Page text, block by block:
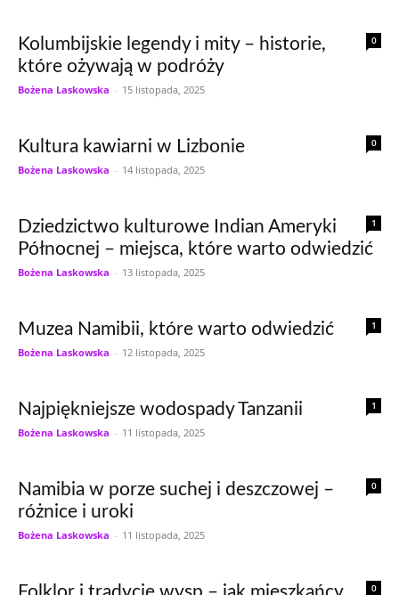
0
Kolumbijskie legendy i mity – historie,
które ożywają w podróży
Bożena Laskowska - 15 listopada, 2025
0
Kultura kawiarni w Lizbonie
Bożena Laskowska - 14 listopada, 2025
1
Dziedzictwo kulturowe Indian Ameryki
Północnej – miejsca, które warto odwiedzić
Bożena Laskowska - 13 listopada, 2025
1
Muzea Namibii, które warto odwiedzić
Bożena Laskowska - 12 listopada, 2025
1
Najpiękniejsze wodospady Tanzanii
Bożena Laskowska - 11 listopada, 2025
0
Namibia w porze suchej i deszczowej –
różnice i uroki
Bożena Laskowska - 11 listopada, 2025
0